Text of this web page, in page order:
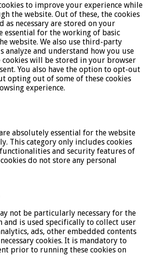
to improve your experience while
the website. Out of these, the cookies
as necessary are stored on your
essential for the working of basic
website. We also use third-party
analyze and understand how you use
cookies will be stored in your browser
You also have the option to opt-out
opting out of some of these cookies
experience.
absolutely essential for the website
This category only includes cookies
and security features of
do not store any personal
not be particularly necessary for the
and is used specifically to collect user
ads, other embedded contents
cookies. It is mandatory to
prior to running these cookies on